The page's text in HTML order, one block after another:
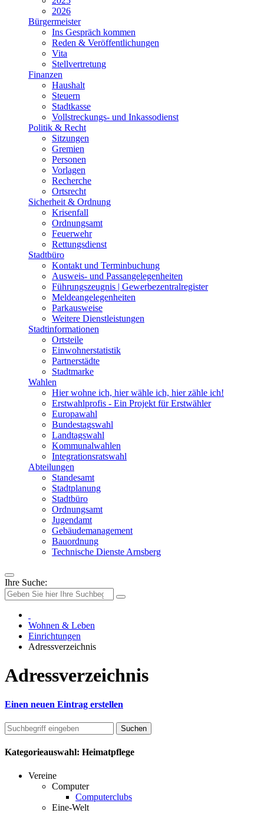
2026
Bürgermeister
Ins Gespräch kommen
Reden & Veröffentlichungen
Vita
Stellvertretung
Finanzen
Haushalt
Steuern
Stadtkasse
Vollstreckungs- und Inkassodienst
Politik & Recht
Sitzungen
Gremien
Personen
Vorlagen
Recherche
Ortsrecht
Sicherheit & Ordnung
Krisenfall
Ordnungsamt
Feuerwehr
Rettungsdienst
Stadtbüro
Kontakt und Terminbuchung
Ausweis- und Passangelegenheiten
Führungszeugnis | Gewerbezentralregister
Meldeangelegenheiten
Parkausweise
Weitere Dienstleistungen
Stadtinformationen
Ortsteile
Einwohnerstatistik
Partnerstädte
Stadtmarke
Wahlen
Hier wohne ich, hier wähle ich, hier zähle ich!
Erstwahlprofis - Ein Projekt für Erstwähler
Europawahl
Bundestagswahl
Landtagswahl
Kommunalwahlen
Integrationsratswahl
Abteilungen
Standesamt
Stadtplanung
Stadtbüro
Ordnungsamt
Jugendamt
Gebäudemanagement
Bauordnung
Technische Dienste Arnsberg
Ihre Suche:
Wohnen & Leben
Einrichtungen
Adressverzeichnis
Adressverzeichnis
Einen neuen Eintrag erstellen
Kategorieauswahl: Heimatpflege
Vereine
Computer
Computerclubs
Eine-Welt